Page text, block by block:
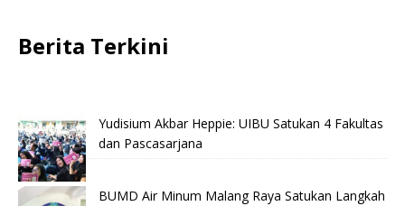
Berita Terkini
Yudisium Akbar Heppie: UIBU Satukan 4 Fakultas
dan Pascasarjana
BUMD Air Minum Malang Raya Satukan Langkah